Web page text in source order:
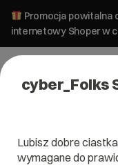
Promocja powitalna
internetowy Shoper w
cyber_Folks
Lubisz dobre
wymagane do